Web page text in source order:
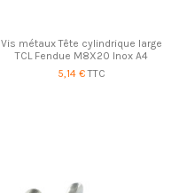
Vis métaux Tête cylindrique large
TCL Fendue M8X20 Inox A4
5,14 €TTC